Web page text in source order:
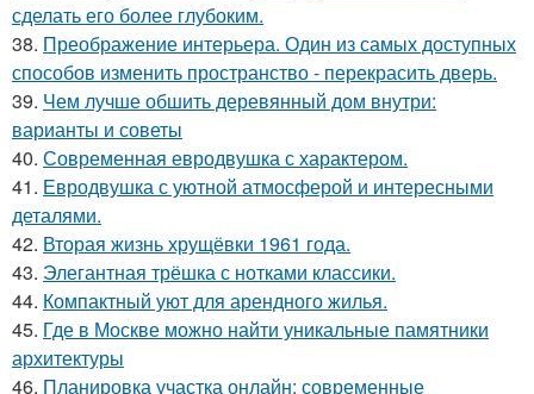
сделать его более глубоким.
38. Преображение интерьера. Один из самых доступных
способов изменить пространство - перекрасить дверь.
39. Чем лучше обшить деревянный дом внутри:
варианты и советы
40. Современная евродвушка с характером.
41. Евродвушка с уютной атмосферой и интересными
деталями.
42. Вторая жизнь хрущёвки 1961 года.
43. Элегантная трёшка с нотками классики.
44. Компактный уют для арендного жилья.
45. Где в Москве можно найти уникальные памятники
архитектуры
46. Планировка участка онлайн: современные